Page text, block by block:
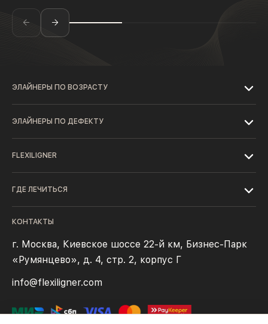
ЭЛАЙНЕРЫ ПО ВОЗРАСТУ
ЭЛАЙНЕРЫ ПО ДЕФЕКТУ
FLEXILIGNER
ГДЕ ЛЕЧИТЬСЯ
КОНТАКТЫ
г. Москва, Киевское шоссе 22-й км, Бизнес-Парк
«Румянцево», д. 4, стр. 2, корпус Г
info@flexiligner.com